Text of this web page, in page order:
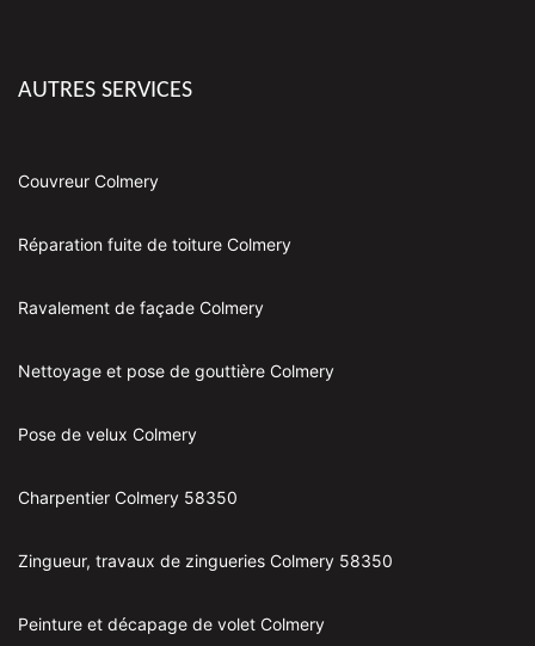
AUTRES SERVICES
Couvreur Colmery
Réparation fuite de toiture Colmery
Ravalement de façade Colmery
Nettoyage et pose de gouttière Colmery
Pose de velux Colmery
Charpentier Colmery 58350
Zingueur, travaux de zingueries Colmery 58350
Peinture et décapage de volet Colmery